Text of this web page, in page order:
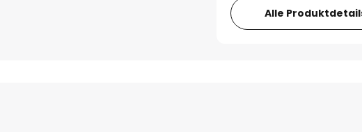
Alle